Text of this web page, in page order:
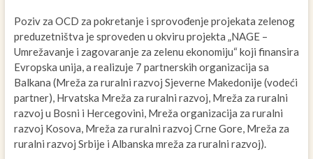
Poziv za OCD za pokretanje i sprovođenje projekata zelenog
preduzetništva je sproveden u okviru projekta „NAGE –
Umrežavanje i zagovaranje za zelenu ekonomiju“ koji finansira
Evropska unija, a realizuje 7 partnerskih organizacija sa
Balkana (Mreža za ruralni razvoj Sjeverne Makedonije (vodeći
partner), Hrvatska Mreža za ruralni razvoj, Mreža za ruralni
razvoj u Bosni i Hercegovini, Mreža organizacija za ruralni
razvoj Kosova, Mreža za ruralni razvoj Crne Gore, Mreža za
ruralni razvoj Srbije i Albanska mreža za ruralni razvoj).